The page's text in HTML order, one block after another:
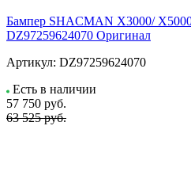
Бампер SHACMAN X3000/ X5000
DZ97259624070 Оригинал
Артикул: DZ97259624070
Есть в наличии
57 750 руб.
63 525 руб.